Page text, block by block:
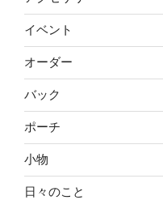
イベント
オーダー
バック
ポーチ
小物
日々のこと